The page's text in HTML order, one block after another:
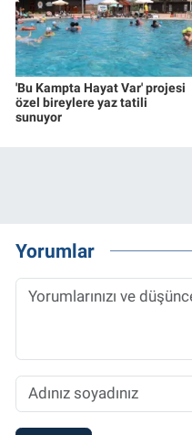
'Bu Kampta Hayat Var' projesi
özel bireylere yaz tatili
sunuyor
Yorumlar